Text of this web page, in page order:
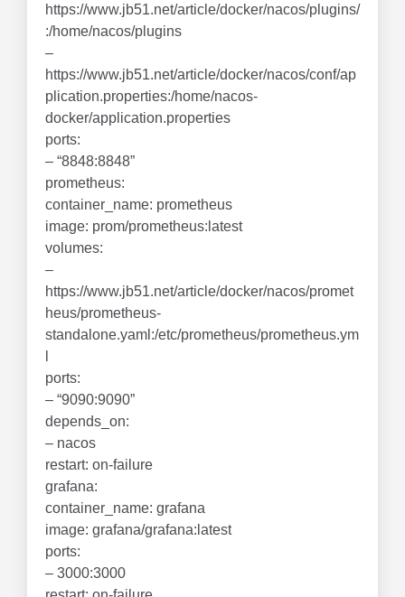
https://www.jb51.net/article/docker/nacos/plugins/
:/home/nacos/plugins
–
https://www.jb51.net/article/docker/nacos/conf/ap
plication.properties:/home/nacos-
docker/application.properties
ports:
– “8848:8848”
prometheus:
container_name: prometheus
image: prom/prometheus:latest
volumes:
–
https://www.jb51.net/article/docker/nacos/promet
heus/prometheus-
standalone.yaml:/etc/prometheus/prometheus.ym
ports:
– “9090:9090”
depends_on:
– nacos
restart: on-failure
grafana:
container_name: grafana
image: grafana/grafana:latest
ports:
– 3000:3000